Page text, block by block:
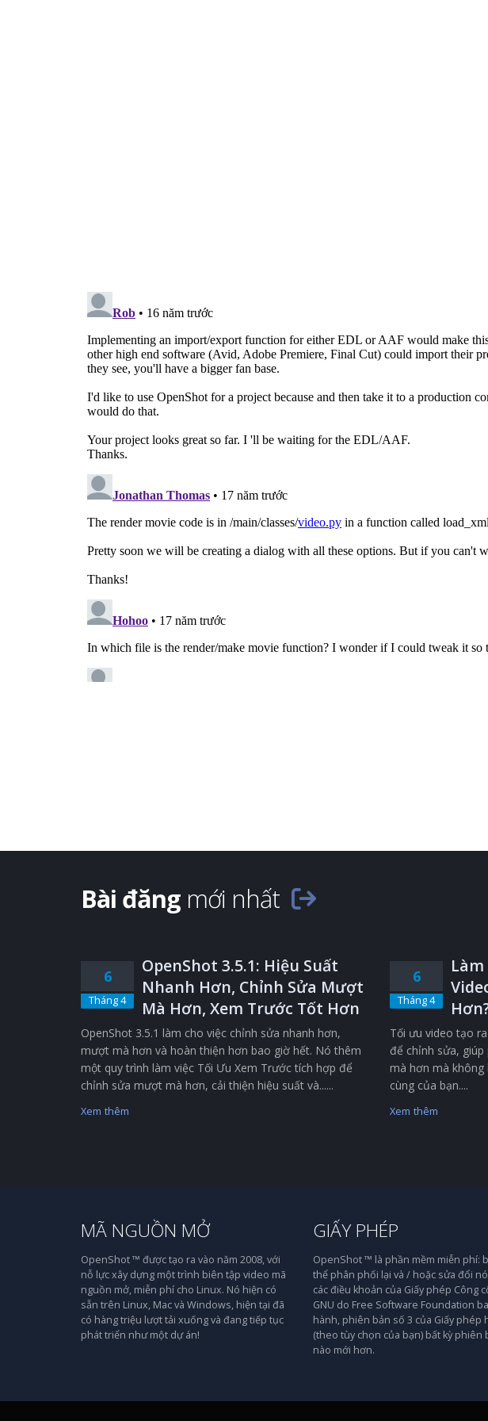
Bài đăng mới nhất
6
Tháng 4
OpenShot 3.5.1: Hiệu Suất
Nhanh Hơn, Chỉnh Sửa Mượt
Mà Hơn, Xem Trước Tốt Hơn
OpenShot 3.5.1 làm cho việc chỉnh sửa nhanh hơn,
mượt mà hơn và hoàn thiện hơn bao giờ hết. Nó thêm
một quy trình làm việc Tối Ưu Xem Trước tích hợp để
chỉnh sửa mượt mà hơn, cải thiện hiệu suất và......
Xem thêm
6
Tháng 4
Tối ưu video tạo
để chỉnh sửa,
mà hơn mà không
cùng của bạn....
Xem thêm
MÃ NGUỒN MỞ
OpenShot ™ được tạo ra vào năm 2008, với
nỗ lực xây dựng một trình biên tập video mã
nguồn mở, miễn phí cho Linux. Nó hiện có
sẵn trên Linux, Mac và Windows, hiện tại đã
có hàng triệu lượt tải xuống và đang tiếp tục
phát triển như một dự án!
GIẤY PHÉP
OpenShot ™ là phần mềm miễn phí:
thể phân phối lại và / hoặc sửa đổi
các điều khoản của Giấy phép Công
GNU do Free Software Foundation
hành, phiên bản số 3 của Giấy phép
(theo tùy chọn của bạn) bất kỳ phiên
nào mới hơn.